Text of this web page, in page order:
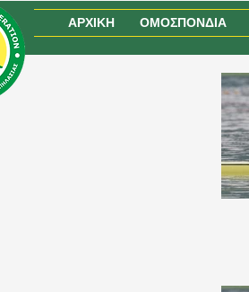
ΑΡΧΙΚΗ ΟΜΟΣΠΟΝΔΙΑ